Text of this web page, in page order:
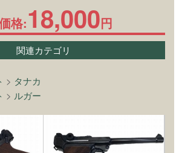
格:18,000円
関連カテゴリ
> タナカ
> ルガー